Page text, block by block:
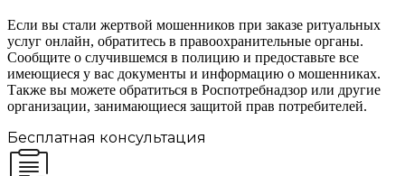
Если вы стали жертвой мошенников при заказе ритуальных
услуг онлайн, обратитесь в правоохранительные органы.
Сообщите о случившемся в полицию и предоставьте все
имеющиеся у вас документы и информацию о мошенниках.
Также вы можете обратиться в Роспотребнадзор или другие
организации, занимающиеся защитой прав потребителей.
Бесплатная консультация